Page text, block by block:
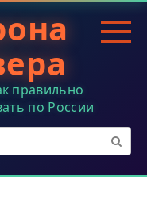
правильно
по России